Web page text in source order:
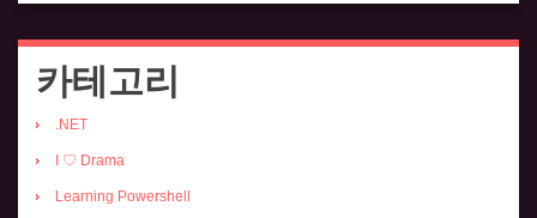
카테고리
.NET
I ♡ Drama
Learning Powershell